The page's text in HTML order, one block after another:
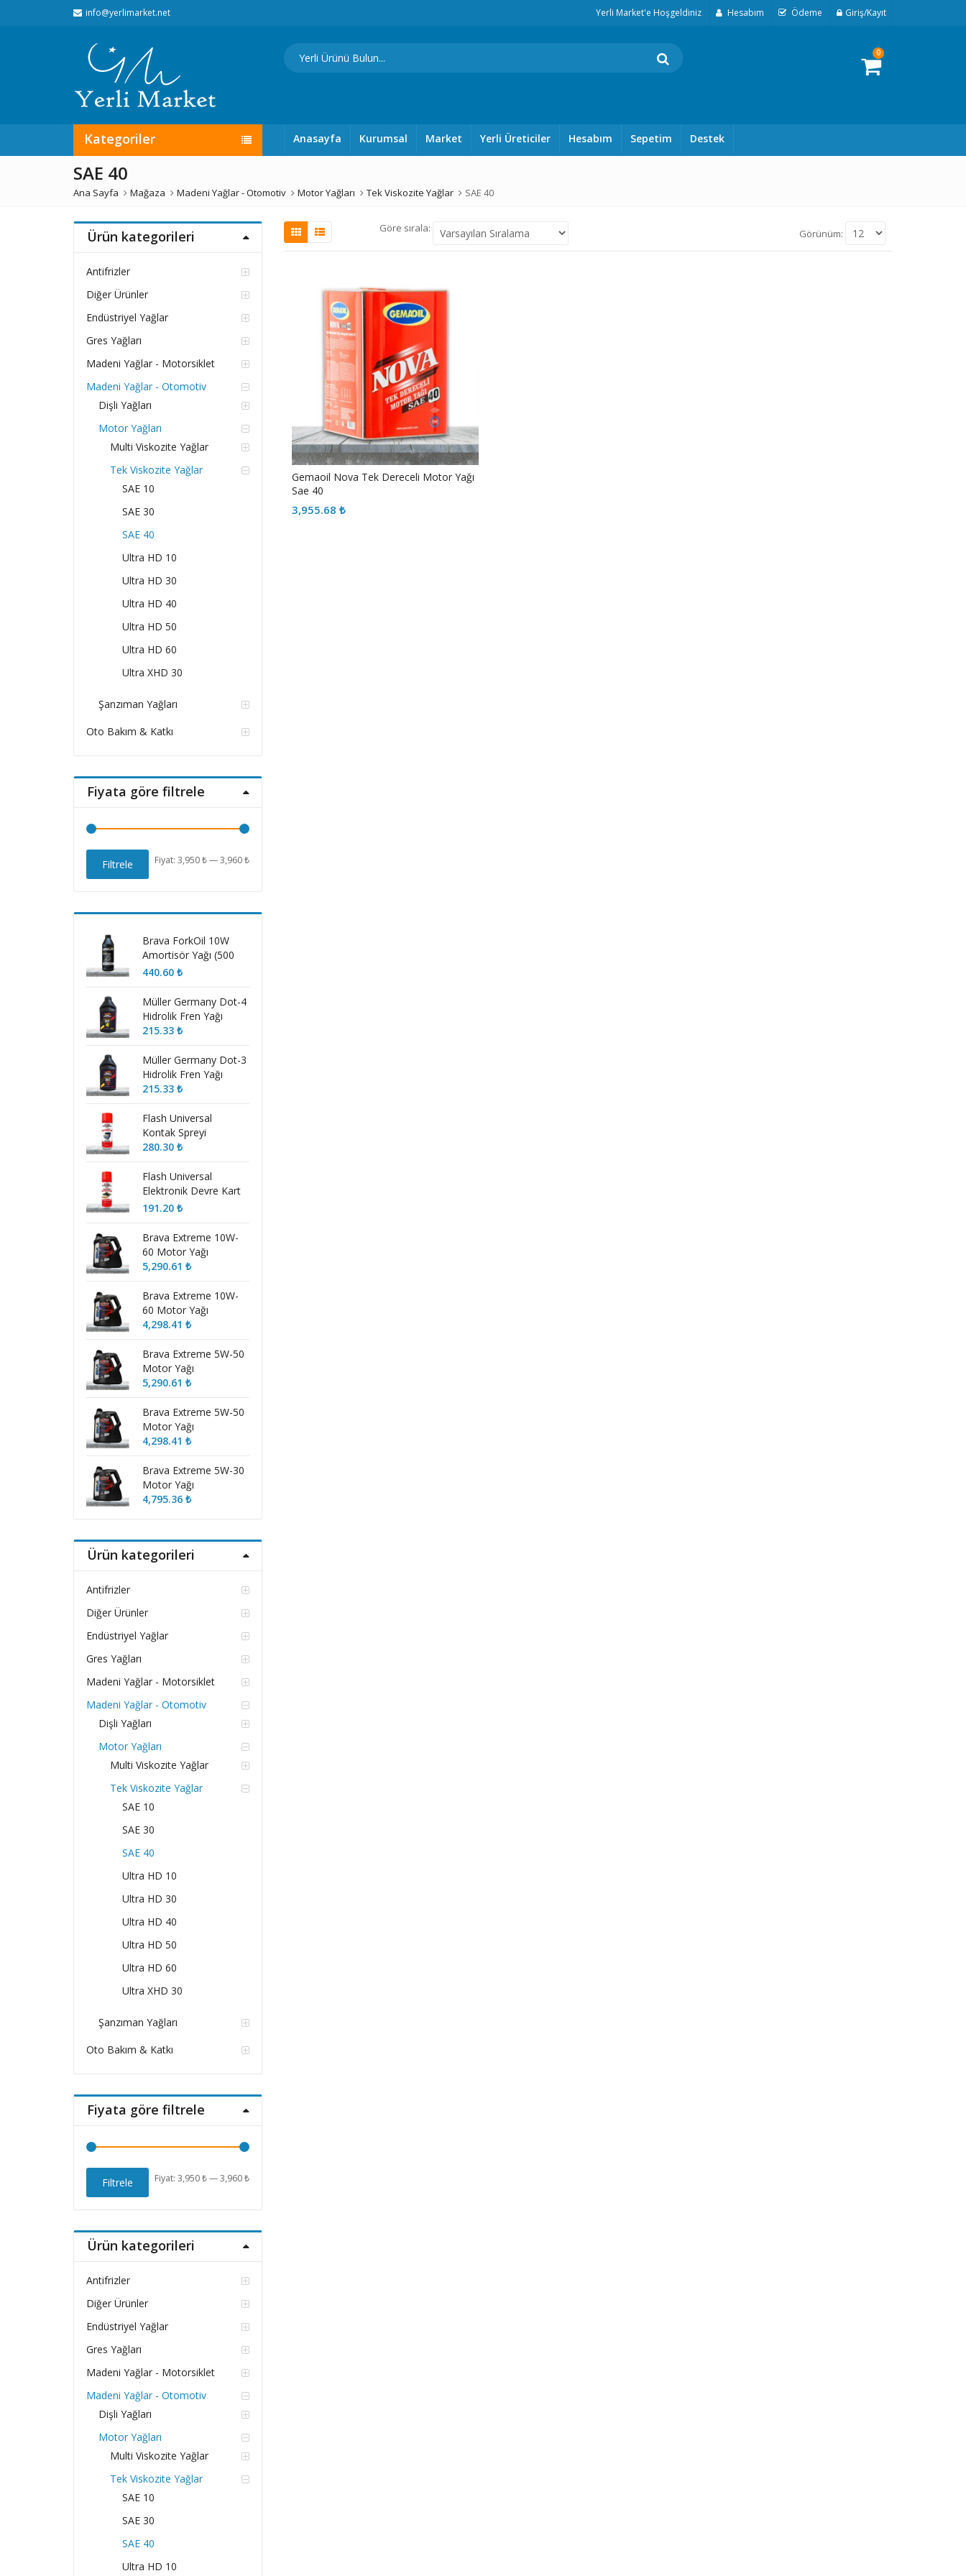
info@yerlimarket.net Yerli Market'e Hoşgeldiniz Hesabım Ödeme Giriş/Kayıt
0
Kategoriler Anasayfa Kurumsal Market Yerli Üreticiler Hesabım Sepetim Destek
SAE 40
Ana Sayfa Mağaza Madeni Yağlar - Otomotiv Motor Yağları Tek Viskozite Yağlar SAE 40
Göre sırala: Görünüm:
Gemaoil Nova Tek Dereceli Motor Yağı
Sae 40
3,955.68 ₺
Ürün kategorileri
Antifrizler
Diğer Ürünler
Endüstriyel Yağlar
Gres Yağları
Madeni Yağlar - Motorsiklet
Madeni Yağlar - Otomotiv
Dişli Yağları
Motor Yağları
Multi Viskozite Yağlar
Tek Viskozite Yağlar
SAE 10
SAE 30
SAE 40
Ultra HD 10
Ultra HD 30
Ultra HD 40
Ultra HD 50
Ultra HD 60
Ultra XHD 30
Şanzıman Yağları
Oto Bakım & Katkı
Fiyata göre filtrele
En
En
Filtrele Fiyat: 3,950 ₺—3,960 ₺
Brava ForkOil 10W
Amortisör Yağı (500
ml)
440.60 ₺
Müller Germany Dot-4
Hidrolik Fren Yağı
215.33 ₺
Müller Germany Dot-3
Hidrolik Fren Yağı
215.33 ₺
Flash Universal
Kontak Spreyi
280.30 ₺
Flash Universal
Elektronik Devre Kart
Temizleyici Sprey
191.20 ₺
Brava Extreme 10W-
60 Motor Yağı
5,290.61 ₺
Brava Extreme 10W-
60 Motor Yağı
4,298.41 ₺
Brava Extreme 5W-50
Motor Yağı
5,290.61 ₺
Brava Extreme 5W-50
Motor Yağı
4,298.41 ₺
Brava Extreme 5W-30
Motor Yağı
4,795.36 ₺
Ürün kategorileri
Antifrizler
Diğer Ürünler
Endüstriyel Yağlar
Gres Yağları
Madeni Yağlar - Motorsiklet
Madeni Yağlar - Otomotiv
Dişli Yağları
Motor Yağları
Multi Viskozite Yağlar
Tek Viskozite Yağlar
SAE 10
SAE 30
SAE 40
Ultra HD 10
Ultra HD 30
Ultra HD 40
Ultra HD 50
Ultra HD 60
Ultra XHD 30
Şanzıman Yağları
Oto Bakım & Katkı
Fiyata göre filtrele
En
En
Filtrele Fiyat: 3,950 ₺—3,960 ₺
Ürün kategorileri
Antifrizler
Diğer Ürünler
Endüstriyel Yağlar
Gres Yağları
Madeni Yağlar - Motorsiklet
Madeni Yağlar - Otomotiv
Dişli Yağları
Motor Yağları
Multi Viskozite Yağlar
Tek Viskozite Yağlar
SAE 10
SAE 30
SAE 40
Ultra HD 10